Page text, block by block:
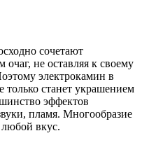
сочетают
очаг, не оставляя к своему
электрокамин в
станет украшением
эффектов
пламя. Многообразие
вкус.